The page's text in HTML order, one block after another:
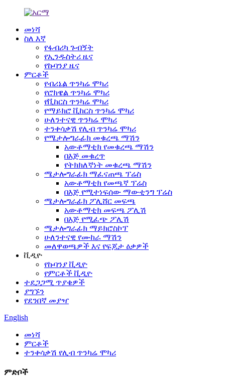
መነሻ
ስለ እኛ
የፋብሪካ ጉብኝት
የኢንዱስትሪ ዜና
የኩባንያ ዜና
ምርቶች
የብሪኔል ጥንካሬ ሞካሪ
የሮክዌል ጥንካሬ ሞካሪ
የቪከርስ ጥንካሬ ሞካሪ
የማይክሮ ቪከርስ ጥንካሬ ሞካሪ
ሁለንተናዊ ጥንካሬ ሞካሪ
ተንቀሳቃሽ የሊብ ጥንካሬ ሞካሪ
የሜታሎግራፊክ መቁረጫ ማሽን
አውቶማቲክ የመቁረጫ ማሽን
በእጅ መቁረጥ
የትክክለኛነት መቁረጫ ማሽን
ሜታሎግራፊክ ማፈናጠጫ ፕሬስ
አውቶማቲክ የመጫኛ ፕሬስ
በእጅ የሚተነፍሰው ማውቲንግ ፕሬስ
ሜታሎግራፊክ ፖሊሸር መፍጫ
አውቶማቲክ መፍጫ ፖሊሽ
በእጅ የሚፈጭ ፖሊሽ
ሜታሎግራፊክ ማይክሮስኮፕ
ሁለንተናዊ የሙከራ ማሽን
መለዋወጫዎች እና የፍጆታ ዕቃዎች
ቪዲዮ
የኩባንያ ቪዲዮ
የምርቶች ቪዲዮ
ተደጋጋሚ ጥያቄዎች
ያግኙን
የደንበኛ መያዣ
English
መነሻ
ምርቶች
ተንቀሳቃሽ የሊብ ጥንካሬ ሞካሪ
ምድቦች